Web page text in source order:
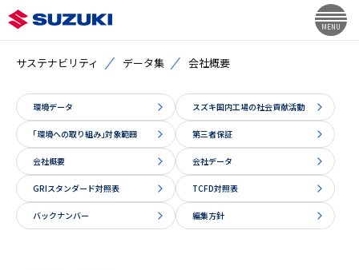
MENU
サステナビリティ データ集 会社概要
環境データ スズキ国内工場の社会貢献活動
｢環境への取り組み｣対象範囲 第三者保証
会社概要 会社データ
GRIスタンダード対照表 TCFD対照表
バックナンバー 編集方針